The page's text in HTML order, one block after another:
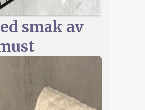
smak av